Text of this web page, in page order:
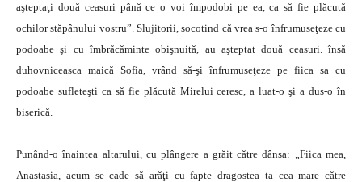
aşteptaţi două ceasuri până ce o voi împodobi pe ea, ca să fie plăcută
ochilor stăpânului vostru”. Slujitorii, socotind că vrea s-o înfrumuseţeze cu
podoabe şi cu îmbrăcăminte obişnuită, au aşteptat două ceasuri. însă
duhovniceasca maică Sofia, vrând să-şi înfrumuseţeze pe fiica sa cu
podoabe sufleteşti ca să fie plăcută Mirelui ceresc, a luat-o şi a dus-o în
biserică.
Punând-o înaintea altarului, cu plângere a grăit către dânsa: „Fiica mea,
Anastasia, acum se cade să arăţi cu fapte dragostea ta cea mare către